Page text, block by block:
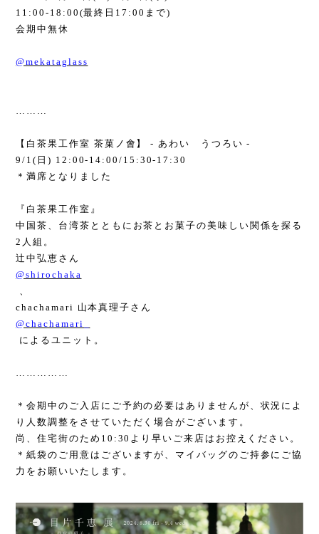
11:00-18:00(最終日 17:00 まで)
会期中無休
@mekataglass
………
【白茶果工作室 茶菓ノ會】 -あわい うつろい -
9/1( 日 ) 12:00-14:00/15:30-17:30
＊満席となりました
『白茶果工作室』
中国茶、台湾茶とともにお茶とお菓子の美味しい関係を探る
2 人組。
辻中弘恵さん
@shirochaka
、
chachamari 山本真理子さん
@chachamari_
によるユニット。
……………
＊会期中のご入店にご予約の必要はありませんが、状況によ
り人数調整をさせていただく場合がございます。
尚、住宅街のため 10:30 より早いご来店はお控えください。
＊紙袋のご用意はございますが、マイバッグのご持参にご協
力をお願いいたします。